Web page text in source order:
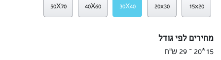
15x20
20x30
30X40
40X60
50X70
מחירים לפי גודל
15*20 – 29 ש”ח